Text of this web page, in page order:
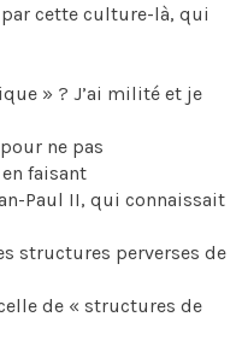
par cette culture-là, qui
» ? J’ai milité et je
ne pas
faisant
Paul II, qui connaissait
structures perverses de
de « structures de